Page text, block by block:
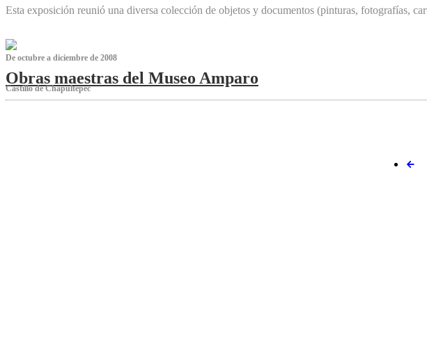
Esta exposición reunió una diversa colección de objetos y documentos (pinturas, fotografías,
De octubre a diciembre de 2008
Obras maestras del Museo Amparo
Castillo de Chapultepec